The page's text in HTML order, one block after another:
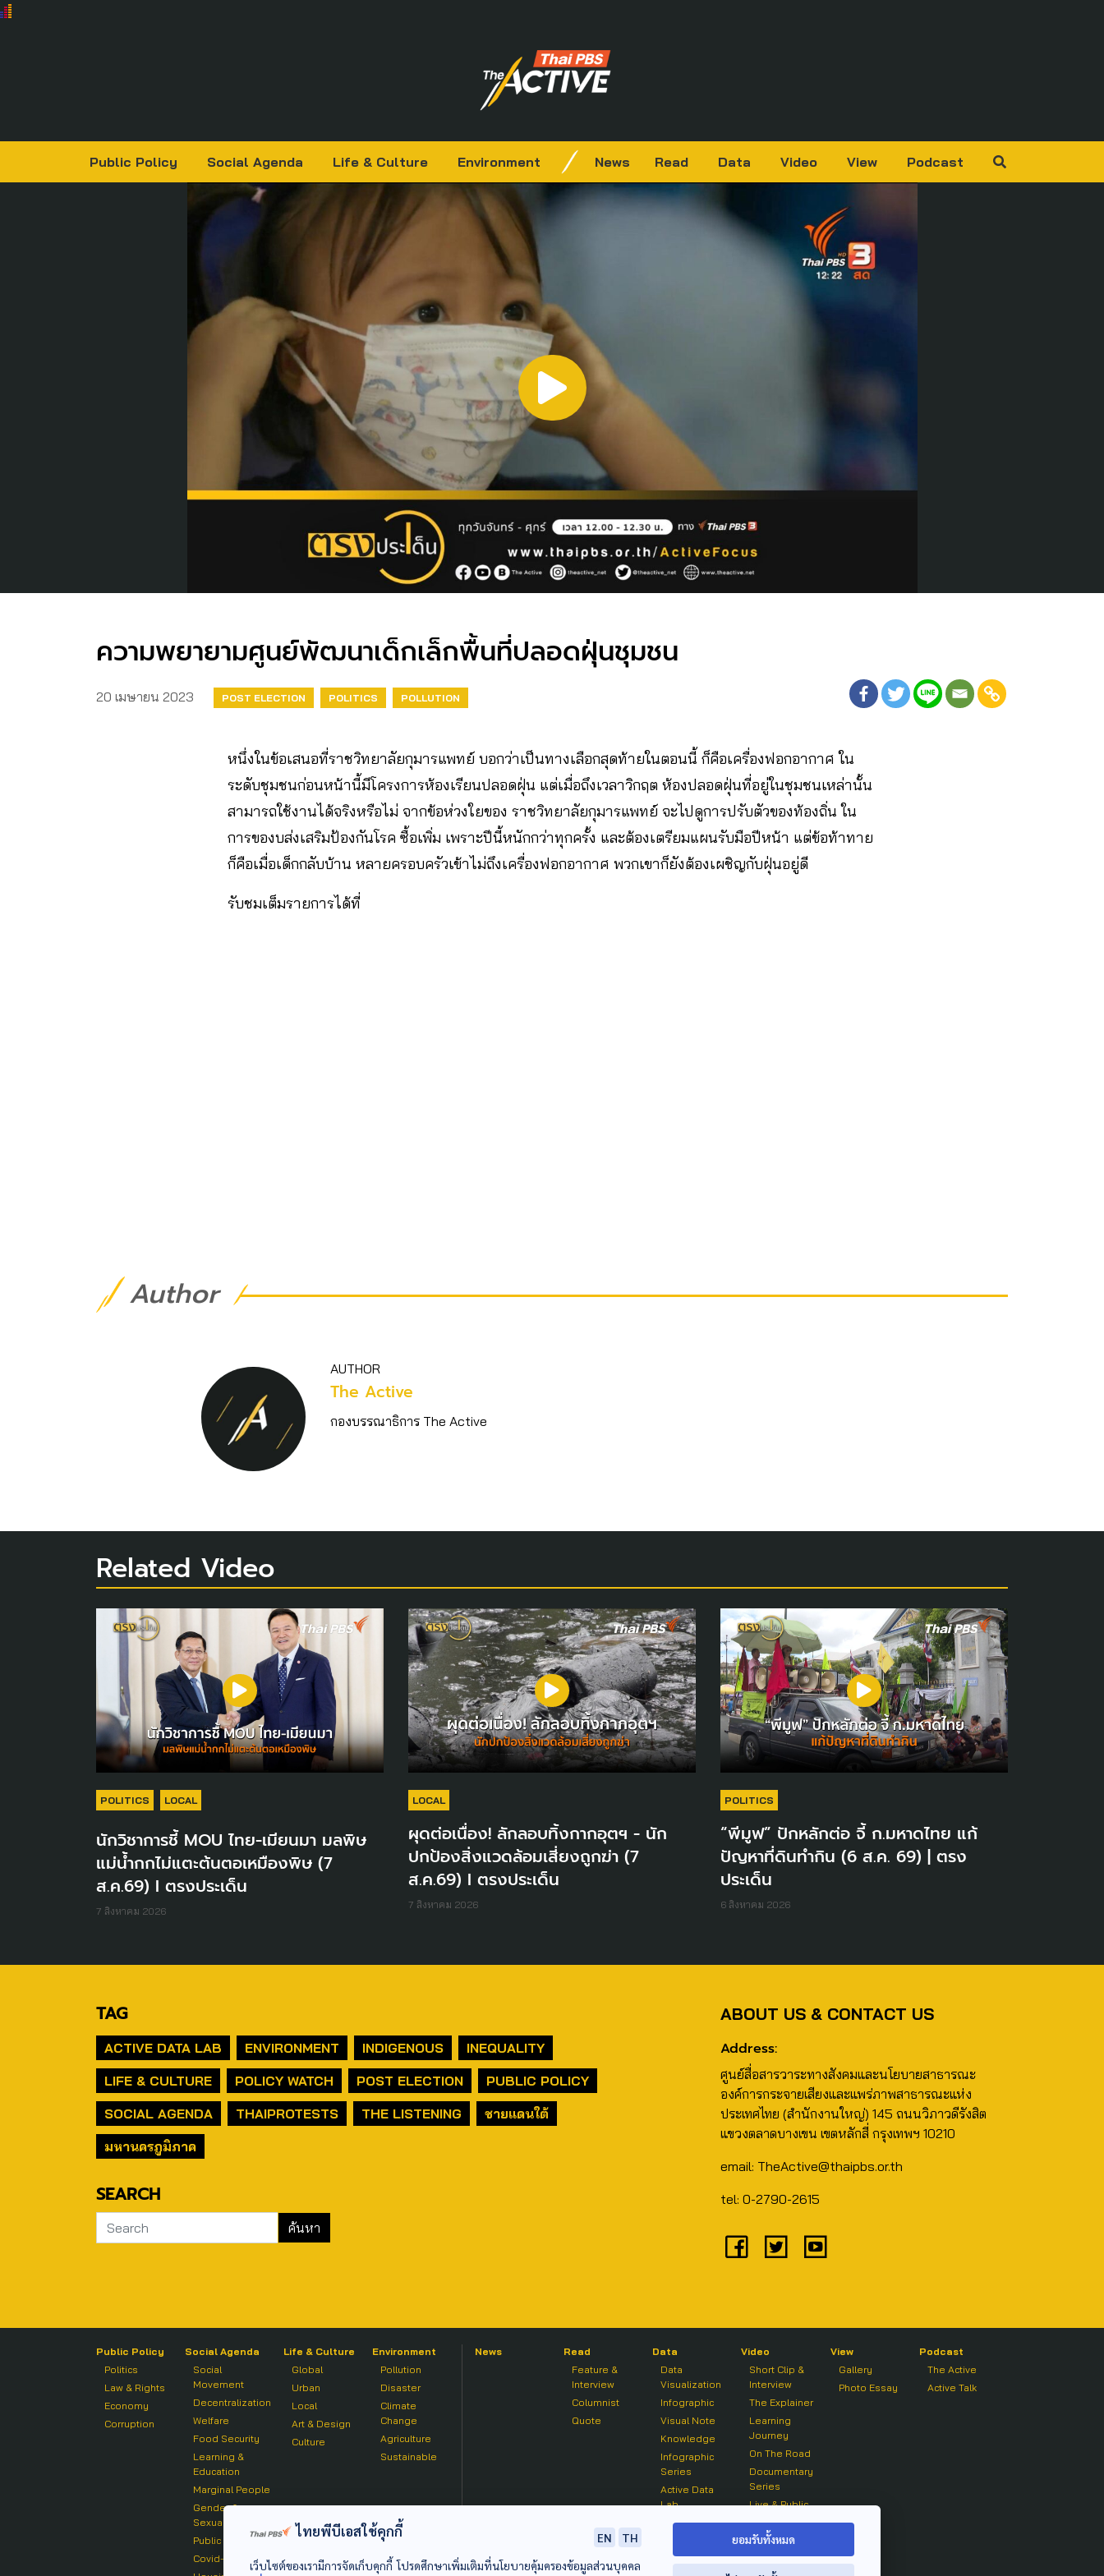
Public Policy Social Agenda Life & Culture Environment News Read Data Video View Podcast
ความพยายามศูนย์พัฒนาเด็กเล็กพื้นที่ปลอดฝุ่นชุมชน
20 เมษายน 2023 POST ELECTION POLITICS POLLUTION
หนึ่งในข้อเสนอที่ราชวิทยาลัยกุมารแพทย์ บอกว่าเป็นทางเลือกสุดท้ายในตอนนี้ ก็คือเครื่องฟอกอากาศ ใน
ระดับชุมชนก่อนหน้านี้มีโครงการห้องเรียนปลอดฝุ่น แต่เมื่อถึงเวลาวิกฤต ห้องปลอดฝุ่นที่อยู่ในชุมชนเหล่านั้น
สามารถใช้งานได้จริงหรือไม่ จากข้อห่วงใยของ ราชวิทยาลัยกุมารแพทย์ จะไปดูการปรับตัวของท้องถิ่น ใน
การของบส่งเสริมป้องกันโรค ซื้อเพิ่ม เพราะปีนี้หนักกว่าทุกครั้ง และต้องเตรียมแผนรับมือปีหน้า แต่ข้อท้าทาย
ก็คือเมื่อเด็กกลับบ้าน หลายครอบครัวเข้าไม่ถึงเครื่องฟอกอากาศ พวกเขาก็ยังต้องเผชิญกับฝุ่นอยู่ดี
รับชมเต็มรายการได้ที่
Author
AUTHOR
The Active
กองบรรณาธิการ The Active
Related Video
POLITICS LOCAL
นักวิชาการชี้ MOU ไทย-เมียนมา มลพิษ
แม่น้ำกกไม่แตะต้นตอเหมืองพิษ (7
ส.ค.69) I ตรงประเด็น
7 สิงหาคม 2026
LOCAL
ผุดต่อเนื่อง! ลักลอบทิ้งกากอุตฯ - นัก
ปกป้องสิ่งแวดล้อมเสี่ยงถูกฆ่า (7
ส.ค.69) I ตรงประเด็น
7 สิงหาคม 2026
POLITICS
“พีมูฟ” ปักหลักต่อ จี้ ก.มหาดไทย แก้
ปัญหาที่ดินทำกิน (6 ส.ค. 69) | ตรง
ประเด็น
6 สิงหาคม 2026
TAG
ACTIVE DATA LAB ENVIRONMENT INDIGENOUS
INEQUALITY
LIFE & CULTURE
POLICY WATCH POST ELECTION
PUBLIC POLICY
SOCIAL AGENDA
THAIPROTESTS THE LISTENING
ชายแดนใต้
มหานครภูมิภาค
SEARCH
ABOUT US & CONTACT US
Address:
ศูนย์สื่อสารวาระทางสังคมและนโยบายสาธารณะ
องค์การกระจายเสียงและแพร่ภาพสาธารณะแห่ง
ประเทศไทย (สำนักงานใหญ่) 145 ถนนวิภาวดีรังสิต
แขวงตลาดบางเขน เขตหลักสี่ กรุงเทพฯ 10210
email: TheActive@thaipbs.or.th
tel: 0-2790-2615
Public Policy
Politics
Law & Rights
Economy
Corruption
Social Agenda
Social
Movement
Decentralization
Welfare
Food Security
Learning &
Education
Marginal People
Gender &
Sexuality
Public Health
Covid-19
Life & Culture
Global
Urban
Local
Art & Design
Culture
Environment
Pollution
Disaster
Climate
Change
Agriculture
Sustainable
News
Read
Feature &
Interview
Columnist
Quote
Data
Data
Visualization
Infographic
Visual Note
Knowledge
Infographic
Series
Active Data
Lab
Video
Short Clip &
Interview
The Explainer
Learning
Journey
On The Road
Documentary
Series
Live & Public
On air Clip
View
Gallery
Photo Essay
Podcast
The Active
Active Talk
ไทยพีบีเอสใช้คุกกี้ EN
TH
เว็บไซต์ของเรามีการจัดเก็บคุกกี้ โปรดศึกษาเพิ่มเติมที่นโยบายคุ้มครองข้อมูลส่วนบุคคล
ยอมรับทั้งหมด